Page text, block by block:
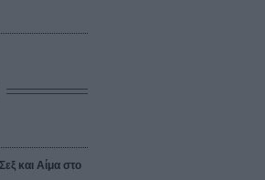
και Αίμα στο